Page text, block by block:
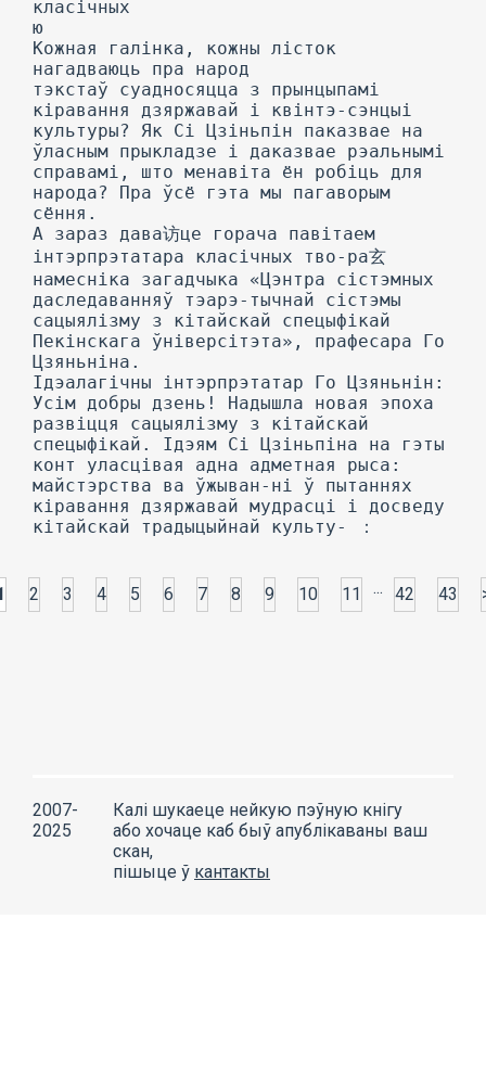
класічных
ю
Кожная галінка, кожны лісток
нагадваюць пра народ
тэкстаў суадносяцца з прынцыпамі
кіравання дзяржавай і квінтэ-сэнцыі
культуры? Як Сі Цзіньпін паказвае на
ўласным прыкладзе і даказвае рэальнымі
справамі, што менавіта ён робіць для
народа? Пра ўсё гэта мы пагаворым
сёння.
А зараз дава访це горача павітаем
інтэрпрэтатара класічных тво-ра玄
намесніка загадчыка «Цэнтра сістэмных
даследаванняў тэарэ-тычнай сістэмы
сацыялізму з кітайскай спецыфікай
Пекінскага ўніверсітэта», прафесара Го
Цзяньніна.
Ідэалагічны інтэрпрэтатар Го Цзяньнін:
Усім добры дзень! Надышла новая эпоха
развіцця сацыялізму з кітайскай
спецыфікай. Ідэям Сі Цзіньпіна на гэты
конт уласцівая адна адметная рыса:
майстэрства ва ўжыван-ні ў пытаннях
кіравання дзяржавай мудрасці і досведу
кітайскай традыцыйнай культу- ：
2 3 4 5 6 7 8 9 10 11 ... 42 43
2007-
2025
Калі шукаеце нейкую пэўную кнігу
або хочаце каб быў апублікаваны ваш
скан,
пішыце ў кантакты